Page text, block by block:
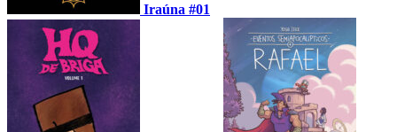
Iraúna #01